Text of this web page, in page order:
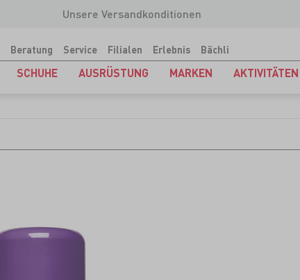
Unsere Versandkonditionen
Beratung Service Filialen Erlebnis Bächli
SCHUHE AUSRÜSTUNG MARKEN AKTIVITÄTEN